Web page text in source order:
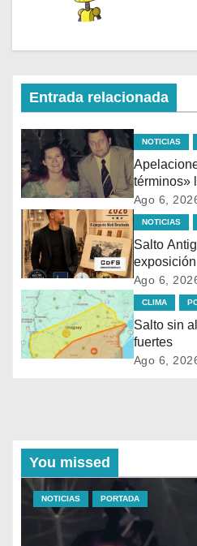
Entrada relacionada
NOTICIAS
términos»
asesinos
Ago 6,
NOTICIAS
Salto
Mercado
Ago 6,
CLIMA
Salto sin
fuertes
Ago 6,
You missed
NOTICIAS PORTADA